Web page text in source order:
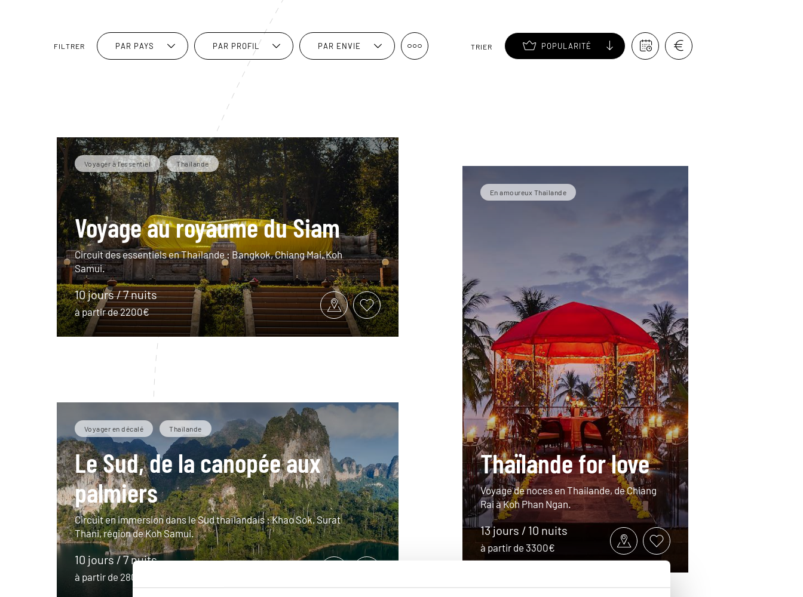
FILTRER PAR PAYS PAR PROFIL PAR ENVIE TRIER POPULARITÉ
Voyager à l’essentiel Thaïlande
Voyage au royaume du Siam
Circuit des essentiels en Thaïlande : Bangkok, Chiang Mai, Koh
Samui.
10 jours / 7 nuits
à partir de 2200€
Voyager en décalé Thaïlande
Le Sud, de la canopée aux
palmiers
Circuit en immersion dans le Sud thaïlandais : Khao Sok, Surat
Thani, région de Koh Samui.
10 jours / 7 nuits
à partir de 2800€
En amoureux Thaïlande
Thaïlande for love
Voyage de noces en Thailande, de Chiang
Rai à Koh Phan Ngan.
13 jours / 10 nuits
à partir de 3300€